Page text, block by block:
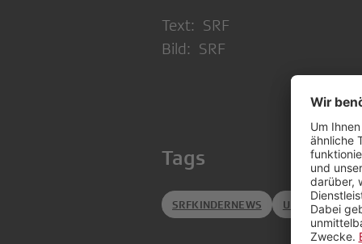
Text: SRF
Bild: SRF
Tags
SRFKINDERNEWS